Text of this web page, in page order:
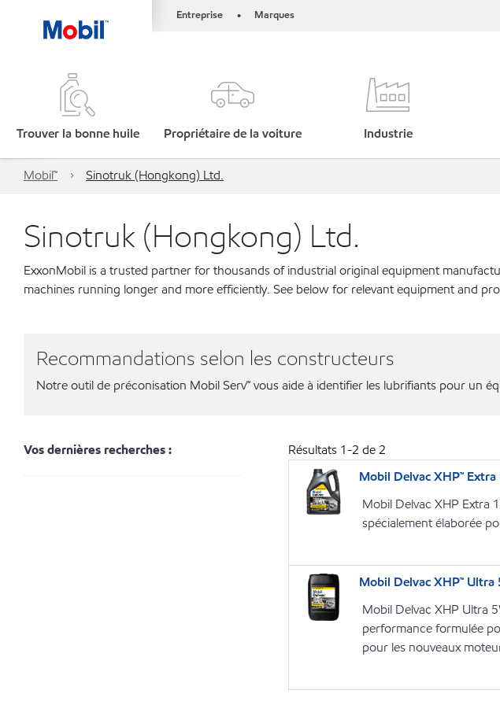
Entreprise • Marques
Trouver la bonne huile Propriétaire de la voiture Industrie
Mobil™ Sinotruk (Hongkong) Ltd.
Sinotruk (Hongkong) Ltd.
ExxonMobil is a trusted partner for thousands of industrial original equipment
machines running longer and more efficiently. See below for relevant equipment and
Recommandations selon les constructeurs
Notre outil de préconisation Mobil Serv℠ vous aide à identifier les lubrifiants pour un
Vos dernières recherches : Résultats 1-2 de2
Mobil Delvac XHP™
Mobil Delvac XHP Extra
spécialement élaborée
Mobil Delvac XHP™ Ultra
Mobil Delvac XHP Ultra
performance formulée
pour les nouveaux